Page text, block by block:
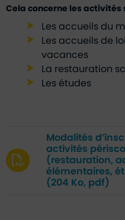
Cela concerne les activités
Les accueils du
Les accueils de
vacances
La restauration
Les études
Modalités
activités
(restauration,
élémentaires,
(204 Ko, pdf)